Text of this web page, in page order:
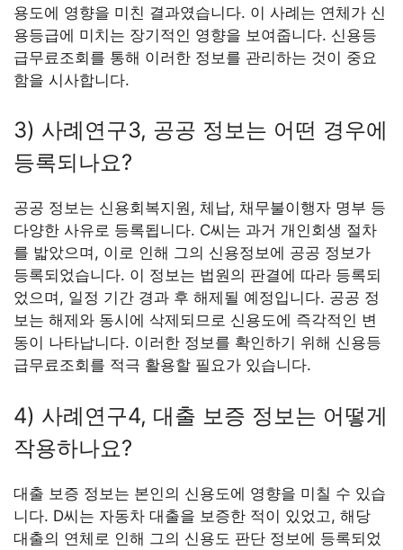
용도에 영향을 미친 결과였습니다. 이 사례는 연체가 신
용등급에 미치는 장기적인 영향을 보여줍니다. 신용등
급무료조회를 통해 이러한 정보를 관리하는 것이 중요
함을 시사합니다.
3) 사례연구3, 공공 정보는 어떤 경우에
등록되나요?
공공 정보는 신용회복지원, 체납, 채무불이행자 명부 등
다양한 사유로 등록됩니다. C씨는 과거 개인회생 절차
를 밟았으며, 이로 인해 그의 신용정보에 공공 정보가
등록되었습니다. 이 정보는 법원의 판결에 따라 등록되
었으며, 일정 기간 경과 후 해제될 예정입니다. 공공 정
보는 해제와 동시에 삭제되므로 신용도에 즉각적인 변
동이 나타납니다. 이러한 정보를 확인하기 위해 신용등
급무료조회를 적극 활용할 필요가 있습니다.
4) 사례연구4, 대출 보증 정보는 어떻게
작용하나요?
대출 보증 정보는 본인의 신용도에 영향을 미칠 수 있습
니다. D씨는 자동차 대출을 보증한 적이 있었고, 해당
대출의 연체로 인해 그의 신용도 판단 정보에 등록되었